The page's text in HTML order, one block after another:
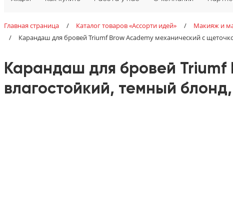
Главная страница / Каталог товаров «‎Ассорти идей»‎ / Макияж и
/
Карандаш для бровей Triumf Brow Academy механический с
Карандаш для бровей Triumf
влагостойкий, темный